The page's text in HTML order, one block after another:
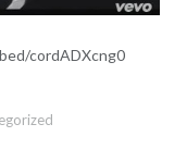
cordADXcng0